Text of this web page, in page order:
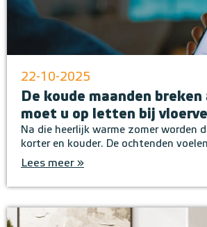
22-10-2025
De koude maanden breken
moet u op letten bij
Na die heerlijk warme zomer worden
korter en kouder. De ochtenden
Lees meer »